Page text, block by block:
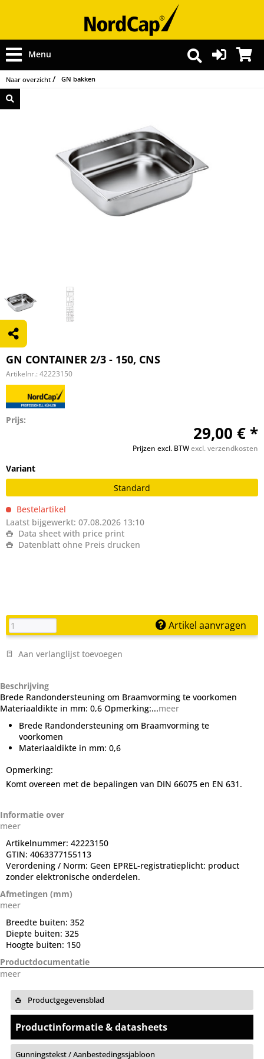
Menu
Naar overzicht GN bakken
GN CONTAINER 2/3 - 150, CNS
Artikelnr.: 42223150
Prijs:
29,00 € *
Prijzen excl. BTWexcl. verzendkosten
Variant
Standard
Bestelartikel
Laatst bijgewerkt: 07.08.2026 13:10
Data sheet with price print
Datenblatt ohne Preis drucken
Artikel aanvragen
Aan verlanglijst toevoegen
Beschrijving
Brede Randondersteuning om Braamvorming te voorkomen
Materiaaldikte in mm: 0,6 Opmerking:...meer
Brede Randondersteuning om Braamvorming te
voorkomen
Materiaaldikte in mm: 0,6
Opmerking:
Komt overeen met de bepalingen van DIN 66075 en EN 631.
Informatie over
meer
Artikelnummer: 42223150
GTIN: 4063377155113
Verordening / Norm: Geen EPREL-registratieplicht: product
zonder elektronische onderdelen.
Afmetingen (mm)
meer
Breedte buiten: 352
Diepte buiten: 325
Hoogte buiten: 150
Productdocumentatie
meer
Productgegevensblad
Productinformatie & datasheets
Gunningstekst / Aanbestedingssjabloon